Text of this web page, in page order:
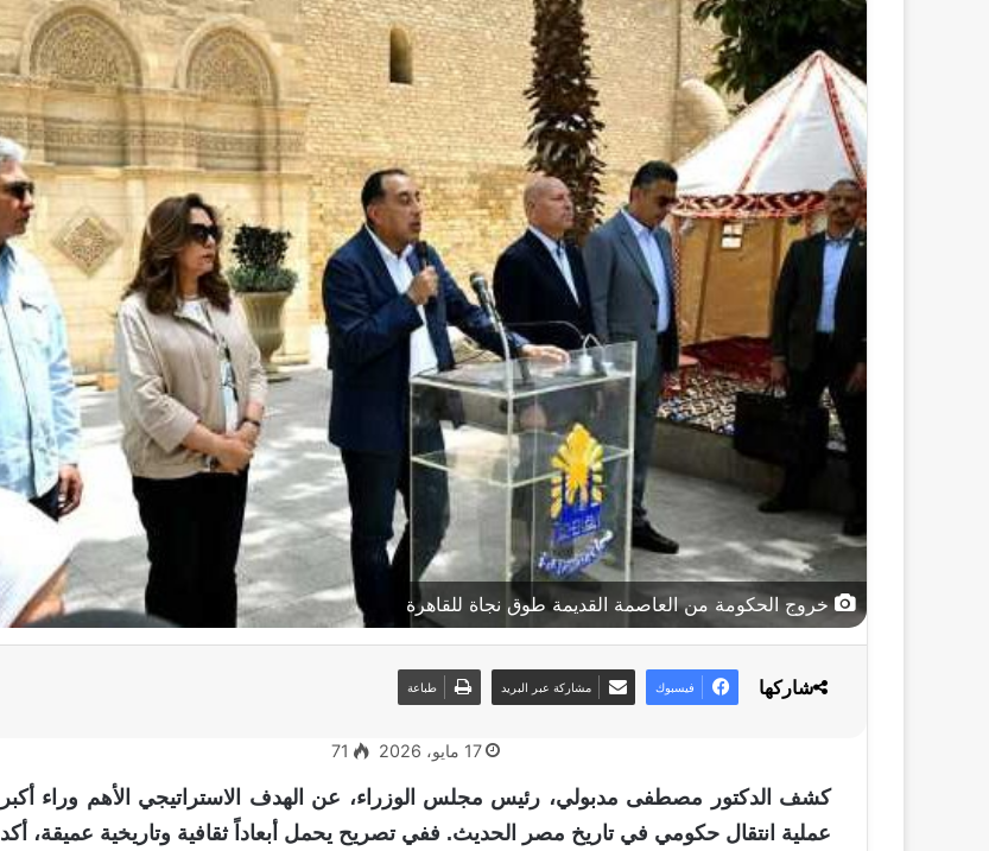
خروج الحكومة من العاصمة القديمة طوق نجاة للقاهرة
17 مايو، 2026 71
كشف الدكتور مصطفى مدبولي، رئيس مجلس الوزراء، عن الهدف الاستراتيجي الأهم وراء أكبر
عملية انتقال حكومي في تاريخ مصر الحديث. ففي تصريح يحمل أبعاداً ثقافية وتاريخية عميقة، أكد
شاركها فيسبوك مشاركة عبر البريد طباعة